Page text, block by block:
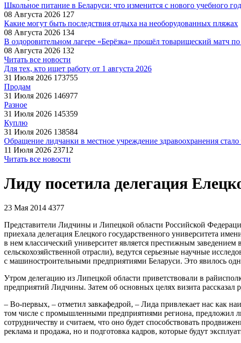
Школьное питание в Беларуси: что изменится с нового учебного
08 Августа 2026 127
Какие могут быть последствия отдыха на необорудованных пляжах
08 Августа 2026 134
В оздоровительном лагере «Берёзка» прошёл товарищеский матч
08 Августа 2026 132
Читать все новости
Для тех, кто ищет работу от 1 августа 2026
31 Июля 2026 173755
Продам
31 Июля 2026 146977
Разное
31 Июля 2026 145359
Куплю
31 Июля 2026 138584
Обращение лидчанки в местное учреждение здравоохранения
11 Июля 2026 23712
Читать все новости
Лиду посетила делегация
23 Мая 2014 4377
Представители Лидчины и Липецкой области Российской
приехала делегация Елецкого государственного университета
в нем классический университет является престижным
сельскохозяйственной отрасли), ведутся серьезные научные
с машиностроительными предприятиями Беларуси. Это явилось
Утром делегацию из Липецкой области приветствовали в
предприятий Лидчины. Затем об основных целях визита
– Во-первых, – отметил завкафедрой, – Лида привлекает нас как
том числе с промышленными предприятиями региона, предложил
сотрудничеству и считаем, что оно будет способствовать
реклама и продажа, но и подготовка кадров, которые будут